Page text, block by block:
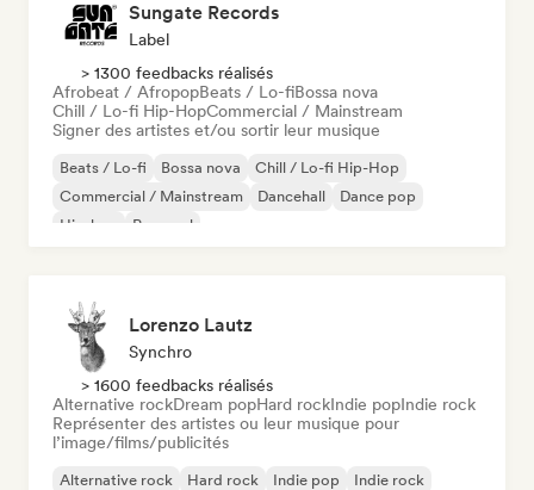
Sungate Records
Label
> 1300 feedbacks réalisés
Afrobeat / AfropopBeats / Lo-fiBossa nova
Chill / Lo-fi Hip-HopCommercial / Mainstream
Signer des artistes et/ou sortir leur musique
Beats / Lo-fi Bossa nova
Chill / Lo-fi Hip-Hop
Commercial / Mainstream
Dancehall
Dance pop
Hip-hop
Pop soul
Lorenzo Lautz
Synchro
> 1600 feedbacks réalisés
Alternative rockDream popHard rockIndie popIndie rock
Représenter des artistes ou leur musique pour
l’image/films/publicités
Alternative rock Hard rock Indie pop
Indie rock